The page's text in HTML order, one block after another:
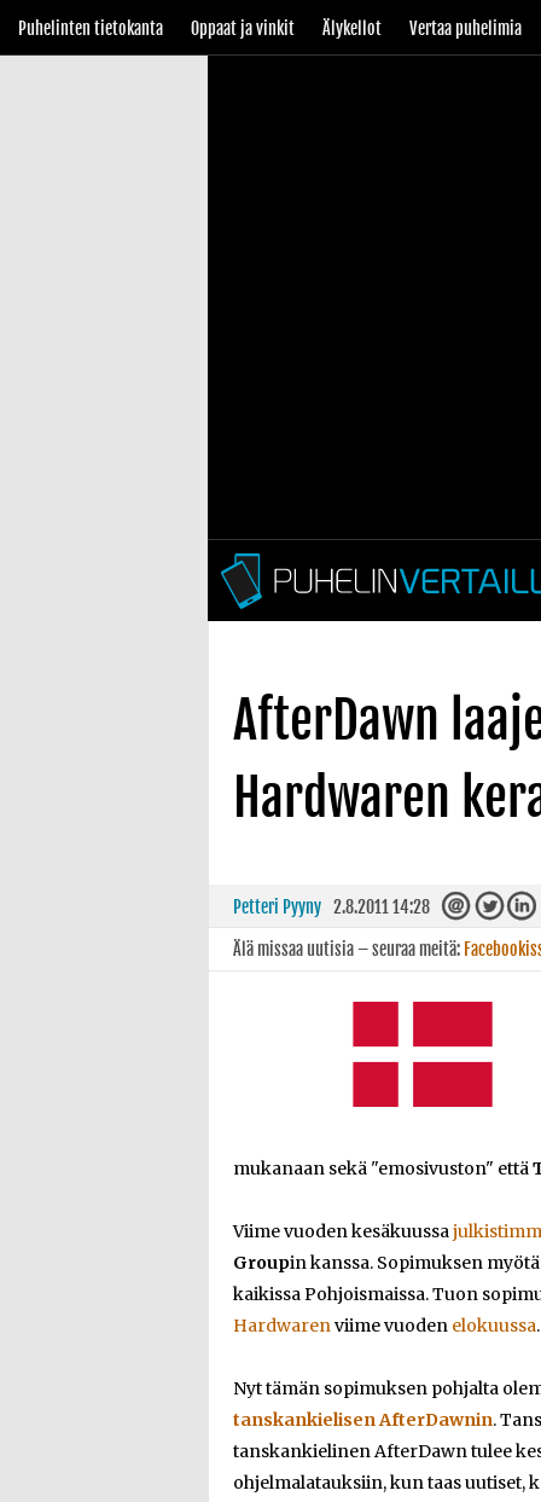
Puhelinten tietokanta Oppaat ja vinkit Älykellot Vertaa puhelimia
AfterDawn
Hardwaren
Petteri Pyyny 2.8.2011 14:28
Älä missaa uutisia – seuraa meitä:
mukanaan sekä "emosivuston" että
Viime vuoden kesäkuussa
Groupin kanssa. Sopimuksen
kaikissa Pohjoismaissa. Tuon
Hardwarenviime vuoden elokuussa.
Nyt tämän sopimuksen pohjalta
tanskankielisen AfterDawnin.
tanskankielinen AfterDawn tulee
ohjelmalatauksiin, kun taas uutiset,